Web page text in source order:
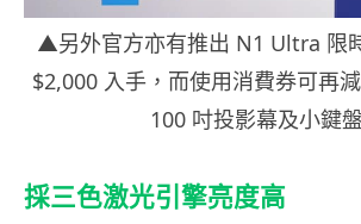
▲另外官方亦有推出 N1 Ultra 限
$2,000 入手，而使用消費券可再
100 吋投影幕及小鍵
採三色激光引擎亮度高